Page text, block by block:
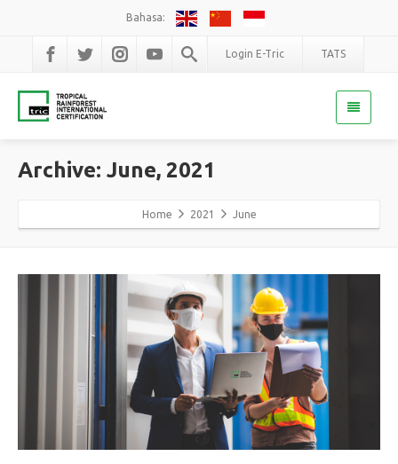
Bahasa:
Login E-Tric TATS
Archive: June, 2021
Home 2021 June